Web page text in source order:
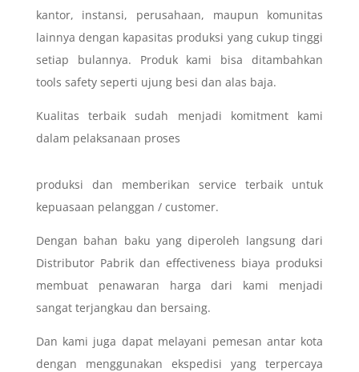
kantor, instansi, perusahaan, maupun komunitas
lainnya dengan kapasitas produksi yang cukup tinggi
setiap bulannya. Produk kami bisa ditambahkan
tools safety seperti ujung besi dan alas baja.
Kualitas terbaik sudah menjadi komitment kami
dalam pelaksanaan proses
produksi dan memberikan service terbaik untuk
kepuasaan pelanggan / customer.
Dengan bahan baku yang diperoleh langsung dari
Distributor Pabrik dan effectiveness biaya produksi
membuat penawaran harga dari kami menjadi
sangat terjangkau dan bersaing.
Dan kami juga dapat melayani pemesan antar kota
dengan menggunakan ekspedisi yang terpercaya